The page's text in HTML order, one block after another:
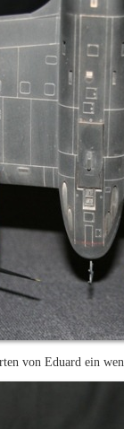
von Eduard ein